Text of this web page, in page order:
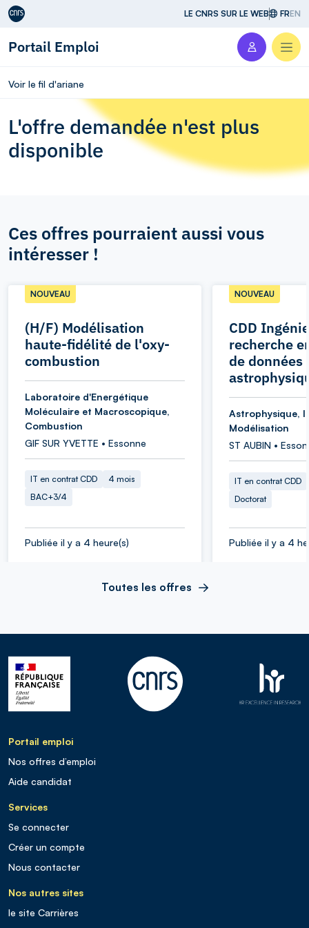
Aller au contenu LE CNRS SUR LE WEB FREN
Portail Emploi
Voir le fil d'ariane
L'offre demandée n'est plus
disponible
Ces offres pourraient aussi vous
intéresser !
(H/F) Modélisation
haute-fidélité de l'oxy-
combustion
NOUVEAU
Laboratoire d'Energétique
Moléculaire et Macroscopique,
Combustion
GIF SUR YVETTE • Essonne
IT en contrat CDD
4 mois
BAC+3/4
Publiée il y a 4 heure(s)
CDD
recherche
de données
NOUVEAU
Astrophysique,
Modélisation
ST AUBIN •
IT en contrat CDD
Doctorat
Publiée il y a 4
Toutes les offres
Portail emploi
Nos offres d’emploi
Aide candidat
Services
Se connecter
Créer un compte
Nous contacter
Nos autres sites
le site Carrières